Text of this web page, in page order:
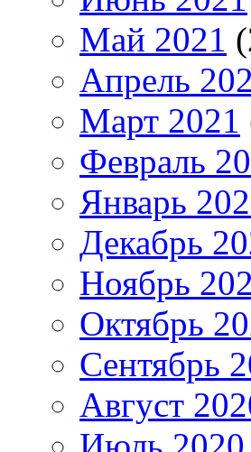
Май 2021
Апрель
Март 2021
Февраль
Январь
Декабрь
Ноябрь
Октябрь
Сентябрь
Август